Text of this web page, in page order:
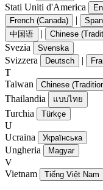
Stati Uniti d'America
French (Canada) |
中国语 | Chinese
Svezia Svenska
Svizzera Deutsch |
T
Taiwan
Chinese
Thailandia แบบไทย
Turchia Türkçe
U
Ucraina
Українська
Ungheria Magyar
V
Vietnam
Tiếng Việt Nam